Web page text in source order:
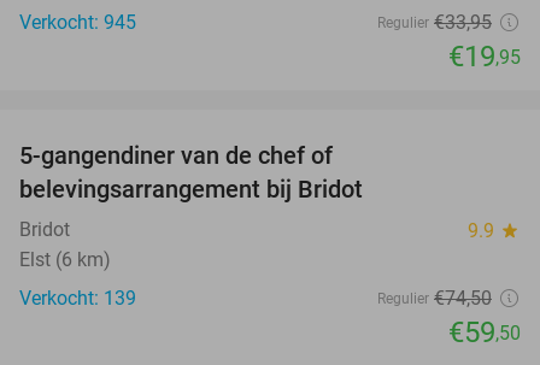
Verkocht: 945
Regulier €33,95
€19,95
5-gangendiner van de chef of
belevingsarrangement bij Bridot
Bridot 9.9 star
Elst (6 km)
Verkocht: 139
Regulier €74,50
€59,50